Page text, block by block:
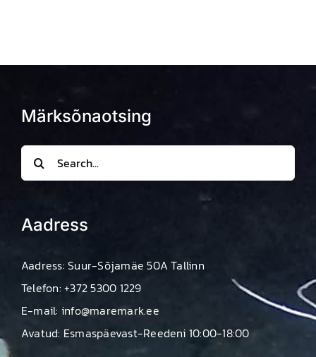
Märksõnaotsing
Search
for:
Aadress
Aadress: Suur-Sõjamäe 50A Tallinn
Telefon: +372 5300 1229
E-mail: info@maremark.ee
Avatud: Esmaspäevast-Reedeni 10:00-18:00